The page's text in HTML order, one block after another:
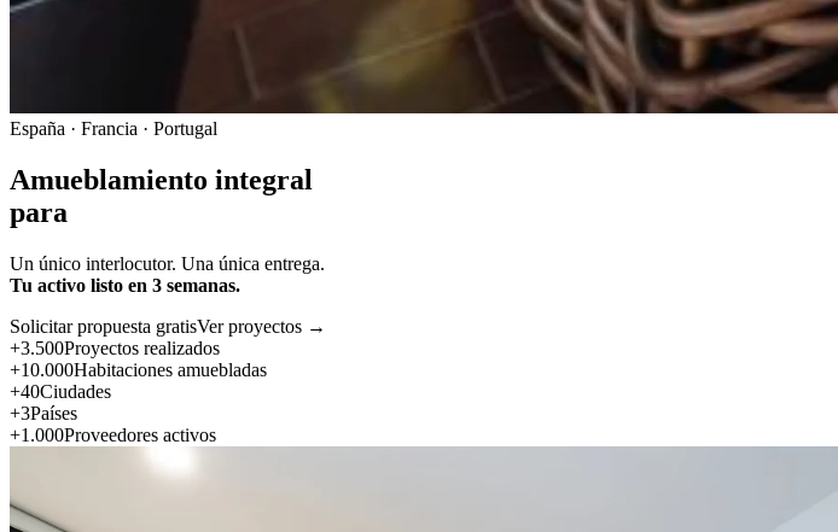
España · Francia · Portugal
Amueblamiento integral
para
Un único interlocutor. Una única entrega.
Tu activo listo en 3 semanas.
Solicitar propuesta gratisVer proyectos →
+3.500Proyectos realizados
+10.000Habitaciones amuebladas
+40Ciudades
+3Países
+1.000Proveedores activos